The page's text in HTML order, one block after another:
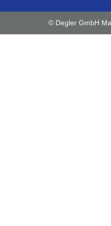
© Degler GmbH